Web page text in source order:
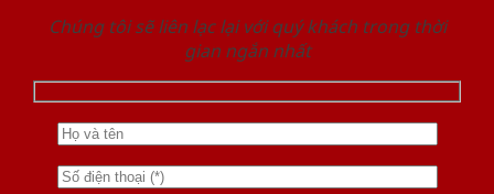
Chúng tôi sẽ liên lạc lại với quý khách trong thời
gian ngắn nhất